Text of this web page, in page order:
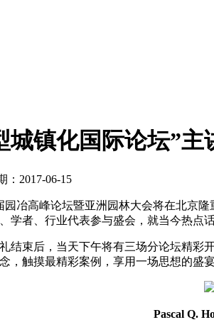
城镇化国际论坛”主
：2017-06-15
冶高峰论坛暨亚洲园林大会将在北京隆
学者、行业代表参与盛会，就当今热点话
束后，当天下午将有三场分论坛精彩
，触摸最精彩案例，享用一场思想的盛宴
Pascal Q.